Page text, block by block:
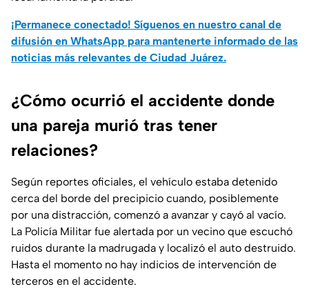
¡Permanece conectado! Síguenos en nuestro canal de
difusión en WhatsApp para mantenerte informado de las
noticias más relevantes de Ciudad Juárez.
¿Cómo ocurrió el accidente donde
una pareja murió tras tener
relaciones?
Según reportes oficiales, el vehículo estaba detenido
cerca del borde del precipicio cuando, posiblemente
por una distracción, comenzó a avanzar y cayó al vacío.
La Policía Militar fue alertada por un vecino que escuchó
ruidos durante la madrugada y localizó el auto destruido.
Hasta el momento no hay indicios de intervención de
terceros en el accidente.